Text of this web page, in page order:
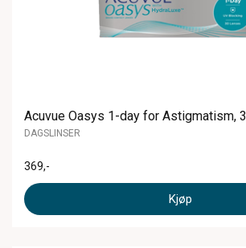
Acuvue Oasys 1-day for Astigmatism,
DAGSLINSER
369,-
Kjøp